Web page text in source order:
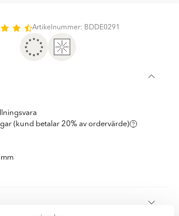
Artikelnummer: BDDE0291
(kund betalar 20% av ordervärde)
mm